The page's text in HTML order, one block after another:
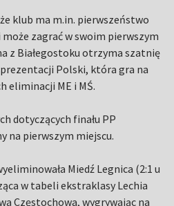
klub ma m.in. pierwszeństwo
zagrać w swoim pierwszym
z Białegostoku otrzyma szatnię
Polski, która gra na
eliminacji ME i MŚ.
dotyczących finału PP
na pierwszym miejscu.
Miedź Legnica (2:1 u
w tabeli ekstraklasy Lechia
Częstochowa, wygrywając na